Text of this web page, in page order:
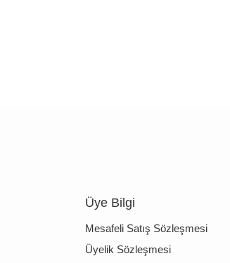
Üye Bilgi
Mesafeli Satış Sözleşmesi
Üyelik Sözleşmesi